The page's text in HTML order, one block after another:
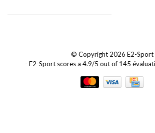
© Copyright 2026 E2-Sport
- E2-Sport scores a 4.9/5 out of 145